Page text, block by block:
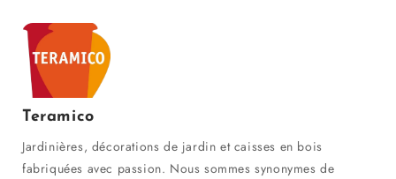
Teramico
Jardinières, décorations de jardin et caisses en bois
fabriquées avec passion. Nous sommes synonymes de